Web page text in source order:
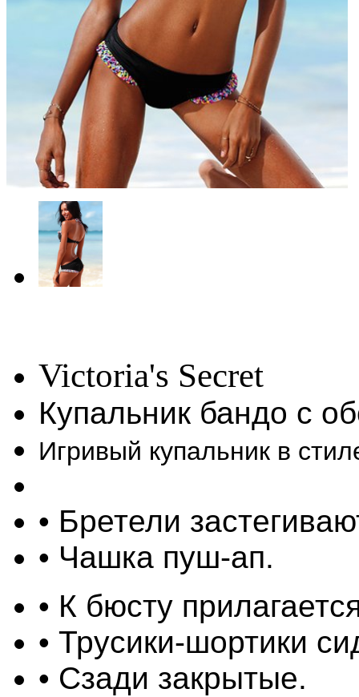
Victoria's Secret
Купальник бандо с
Игривый купальник в
• Бретели
• Чашка пуш-ап.
• К бюсту
• Трусики-шортики
• Сзади закрытые.